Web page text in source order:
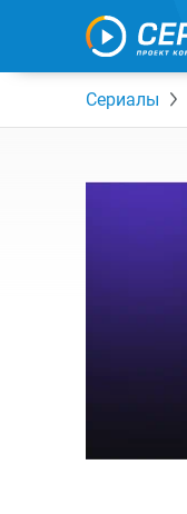
Сериалы